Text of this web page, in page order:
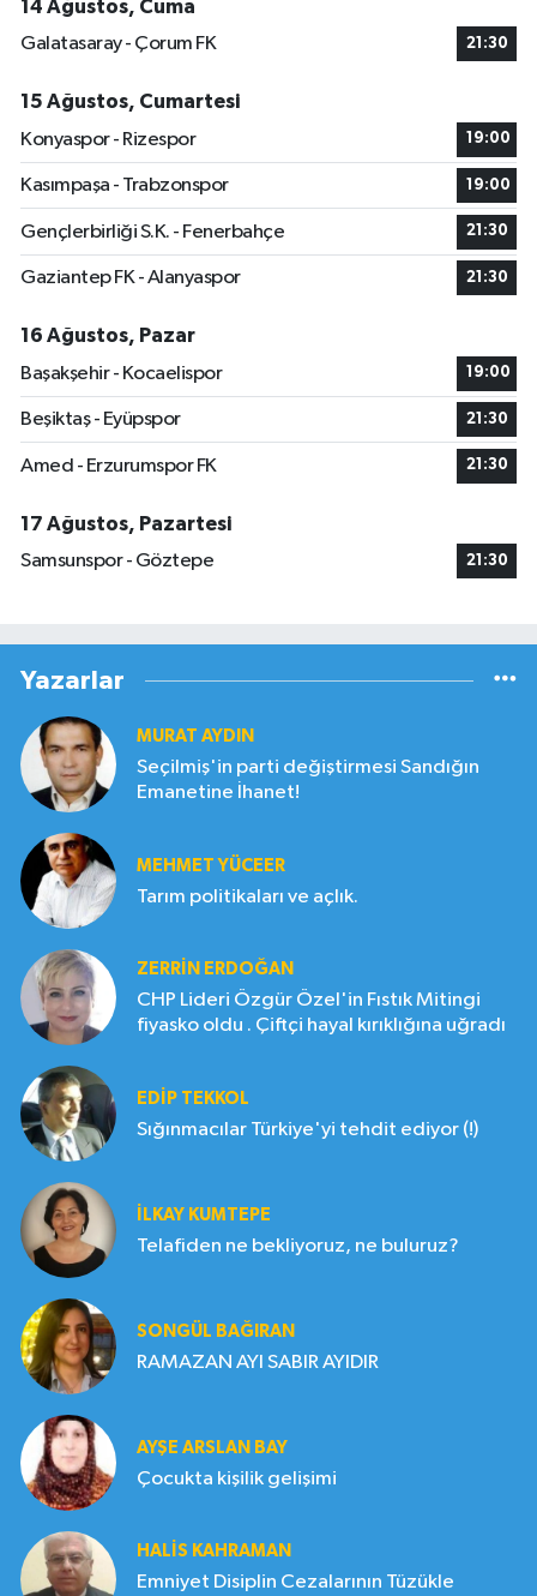
14 Ağustos, Cuma
Galatasaray - Çorum FK
21:30
15 Ağustos, Cumartesi
Konyaspor - Rizespor
19:00
Kasımpaşa - Trabzonspor 19:00
Gençlerbirliği S.K. - Fenerbahçe 21:30
Gaziantep FK - Alanyaspor 21:30
16 Ağustos, Pazar
Başakşehir - Kocaelispor
19:00
Beşiktaş - Eyüpspor 21:30
Amed - Erzurumspor FK 21:30
17 Ağustos, Pazartesi
Samsunspor - Göztepe
21:30
Yazarlar
MURAT AYDIN
Seçilmiş'in parti değiştirmesi Sandığın
Emanetine İhanet!
MEHMET YÜCEER
Tarım politikaları ve açlık.
ZERRIN ERDOĞAN
CHP Lideri Özgür Özel'in Fıstık Mitingi
fiyasko oldu . Çiftçi hayal kırıklığına uğradı
EDIP TEKKOL
Sığınmacılar Türkiye'yi tehdit ediyor (!)
İLKAY KUMTEPE
Telafiden ne bekliyoruz, ne buluruz?
SONGÜL BAĞIRAN
RAMAZAN AYI SABIR AYIDIR
AYŞE ARSLAN BAY
Çocukta kişilik gelişimi
HALIS KAHRAMAN
Emniyet Disiplin Cezalarının Tüzükle